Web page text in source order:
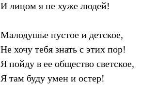
И лицом я не хуже людей!
Малодушье пустое и детское,
Не хочу тебя знать с этих пор!
Я пойду в ее общество светское,
Я там буду умен и остер!